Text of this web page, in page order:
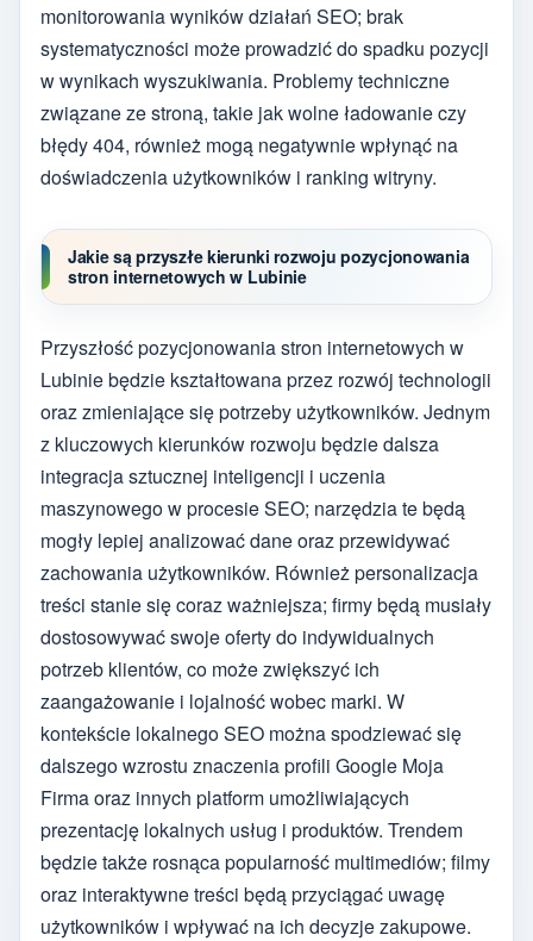
monitorowania wyników działań SEO; brak
systematyczności może prowadzić do spadku pozycji
w wynikach wyszukiwania. Problemy techniczne
związane ze stroną, takie jak wolne ładowanie czy
błędy 404, również mogą negatywnie wpłynąć na
doświadczenia użytkowników i ranking witryny.
Jakie są przyszłe kierunki rozwoju pozycjonowania
stron internetowych w Lubinie
Przyszłość pozycjonowania stron internetowych w
Lubinie będzie kształtowana przez rozwój technologii
oraz zmieniające się potrzeby użytkowników. Jednym
z kluczowych kierunków rozwoju będzie dalsza
integracja sztucznej inteligencji i uczenia
maszynowego w procesie SEO; narzędzia te będą
mogły lepiej analizować dane oraz przewidywać
zachowania użytkowników. Również personalizacja
treści stanie się coraz ważniejsza; firmy będą musiały
dostosowywać swoje oferty do indywidualnych
potrzeb klientów, co może zwiększyć ich
zaangażowanie i lojalność wobec marki. W
kontekście lokalnego SEO można spodziewać się
dalszego wzrostu znaczenia profili Google Moja
Firma oraz innych platform umożliwiających
prezentację lokalnych usług i produktów. Trendem
będzie także rosnąca popularność multimediów; filmy
oraz interaktywne treści będą przyciągać uwagę
użytkowników i wpływać na ich decyzje zakupowe.